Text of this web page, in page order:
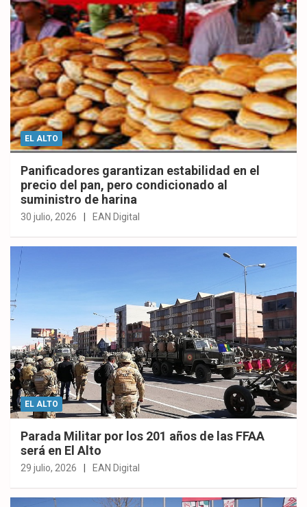
EL ALTO
Panificadores garantizan estabilidad en el
precio del pan, pero condicionado al
suministro de harina
30 julio, 2026 EAN Digital
EL ALTO
Parada Militar por los 201 años de las FFAA
será en El Alto
29 julio, 2026 EAN Digital